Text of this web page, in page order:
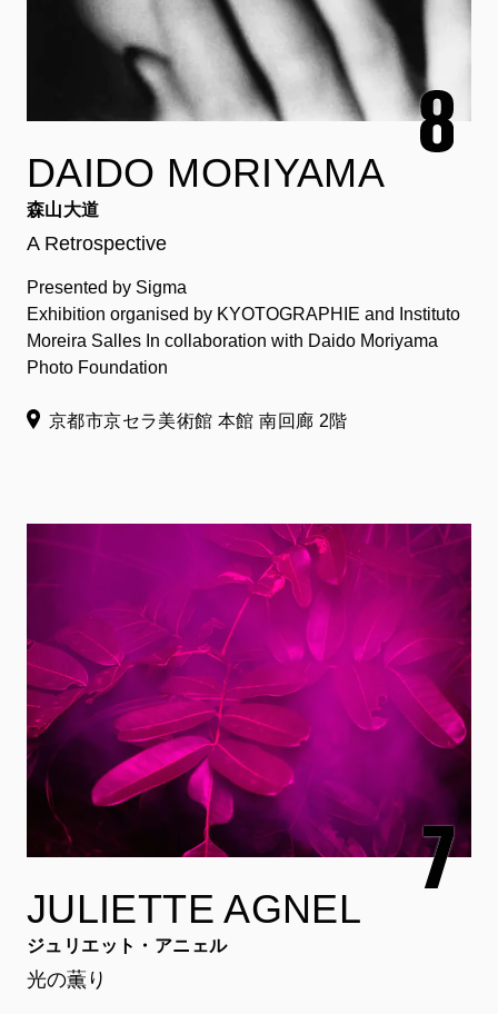
DAIDO MORIYAMA
森山大道
A Retrospective
Presented by Sigma
Exhibition organised by KYOTOGRAPHIE and Instituto
Moreira Salles In collaboration with Daido Moriyama
Photo Foundation
京都市京セラ美術館 本館 南回廊 2階
JULIETTE AGNEL
ジュリエット・アニェル
光の薫り